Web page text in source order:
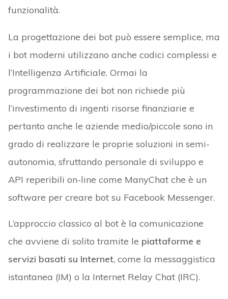
funzionalità.
La progettazione dei bot può essere semplice, ma
i bot moderni utilizzano anche codici complessi e
l’Intelligenza Artificiale. Ormai la
programmazione dei bot non richiede più
l’investimento di ingenti risorse finanziarie e
pertanto anche le aziende medio/piccole sono in
grado di realizzare le proprie soluzioni in semi-
autonomia, sfruttando personale di sviluppo e
API reperibili on-line come ManyChat che è un
software per creare bot su Facebook Messenger.
L’approccio classico al bot è la comunicazione
che avviene di solito tramite le piattaforme e
servizi basati su Internet, come la messaggistica
istantanea (IM) o la Internet Relay Chat (IRC).